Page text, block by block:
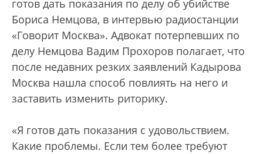
готов дать показания по делу об убийстве
Бориса Немцова, в интервью радиостанции
«Говорит Москва». Адвокат потерпевших по
делу Немцова Вадим Прохоров полагает, что
после недавних резких заявлений Кадырова
Москва нашла способ повлиять на него и
заставить изменить риторику.
«Я готов дать показания с удовольствием.
Какие проблемы. Если тем более требуют